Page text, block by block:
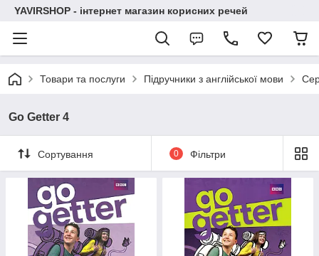
YAVIRSHOP - інтернет магазин корисних речей
Товари та послуги Підручники з англійської мови
Go Getter 4
Сортування 0 Фільтри